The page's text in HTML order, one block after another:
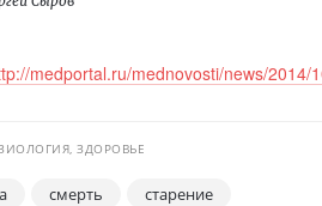
medportal.ru/mednovosti/news/2014/
ЗДОРОВЬЕ
смерть старение